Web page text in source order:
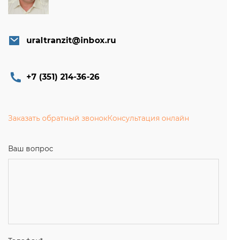
uraltranzit@inbox.ru
+7 (351) 214-36-26
Заказать обратный звонокКонсультация онлайн
Ваш вопрос